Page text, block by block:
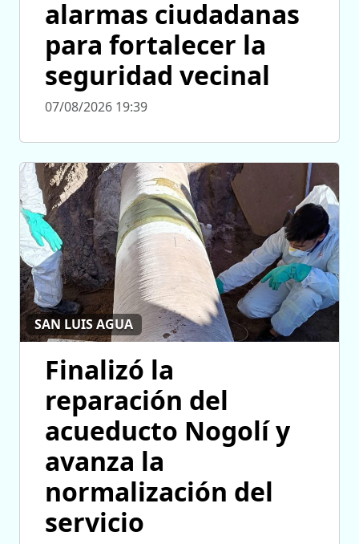
alarmas ciudadanas
para fortalecer la
seguridad vecinal
07/08/2026 19:39
SAN LUIS AGUA
Finalizó la
reparación del
acueducto Nogolí y
avanza la
normalización del
servicio